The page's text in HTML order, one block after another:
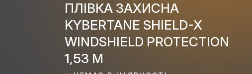
ПЛІВКА ЗАХИСНА
KYBERTANE SHIELD-X
WINDSHIELD PROTECTION
1,53 М